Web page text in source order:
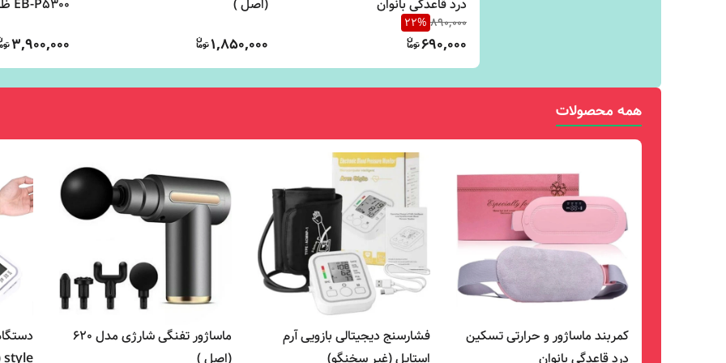
درد قاعدگی بانوان
890,000
22%
690,000
(اصل )
1,850,000
3,900,000
همه محصولات
کمربند ماساژور و حرارتی تسکین
درد قاعدگی بانوان
فشارسنج دیجیتالی بازویی آرم
استایل (غیر سخنگو)
ماساژور تفنگی شارژی مدل 620
(اصل )
style (سخنگو فارسی)